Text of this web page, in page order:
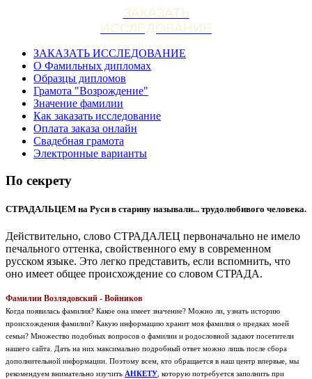
ЗАКАЗАТЬ
ИССЛЕДОВАНИЕ
ЗАКАЗАТЬ ИССЛЕДОВАНИЕ
О Фамильных дипломах
Образцы дипломов
Грамота "Возрождение"
Значение фамилии
Как заказать исследование
Оплата заказа онлайн
Свадебная грамота
Электронные варианты
По секрету
СТРАДАЛЬЦЕМ на Руси в старину называли... трудолюбивого человека.
Действительно, слово СТРАДАЛЕЦ первоначально не имело
печального оттенка, свойственного ему в современном
русском языке. Это легко представить, если вспомнить, что
оно имеет общее происхождение со словом СТРАДА.
Фамилии Возлядовский - Войников
Когда появилась фамилия? Какое она имеет значение? Можно ли, узнать историю
происхождения фамилии? Какую информацию хранит моя фамилия о предках моей
семьи? Множество подобных вопросов о фамилии и родословной задают посетители
нашего сайта. Дать на них максимально подробный ответ можно лишь после сбора
дополнительной информации. Поэтому всем, кто обращается в наш центр впервые, мы
рекомендуем внимательно изучить АНКЕТУ , которую потребуется заполнить при